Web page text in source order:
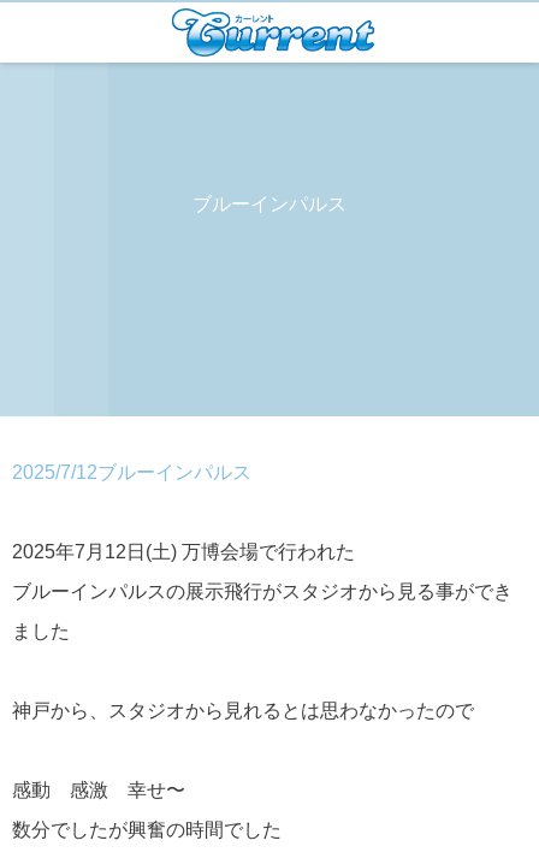
ブルーインパルス
2025/7/12ブルーインパルス
2025年7月12日(土) 万博会場で行われた
ブルーインパルスの展示飛行がスタジオから見る事ができ
ました
神戸から、スタジオから見れるとは思わなかったので
感動 感激 幸せ〜
数分でしたが興奮の時間でした